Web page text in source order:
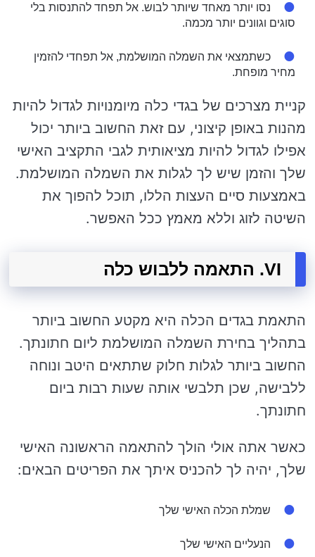
נסו יותר מאחד שיותר לבוש. אל תפחד להתנסות בלי
סוגים וגוונים יותר מכמה.
כשתמצאי את השמלה המושלמת, אל תפחדי להזמין
מחיר מופחת.
קניית מצרכים של בגדי כלה מיומנויות לגדול להיות
מהנות באופן קיצוני, עם זאת החשוב ביותר יכול
אפילו לגדול להיות מציאותית לגבי התקציב האישי
שלך והזמן שיש לך לגלות את השמלה המושלמת.
באמצעות סיים העצות הללו, תוכל להפוך את
השיטה לזוג וללא מאמץ ככל האפשר.
VI. התאמה ללבוש כלה
התאמת בגדים הכלה היא מקטע החשוב ביותר
בתהליך בחירת השמלה המושלמת ליום חתונתך.
החשוב ביותר לגלות חלוק שתתאים היטב ונוחה
ללבישה, שכן תלבשי אותה שעות רבות ביום
חתונתך.
כאשר אתה אולי הולך להתאמה הראשונה האישי
שלך, יהיה לך להכניס איתך את הפריטים הבאים:
שמלת הכלה האישי שלך
הנעליים האישי שלך